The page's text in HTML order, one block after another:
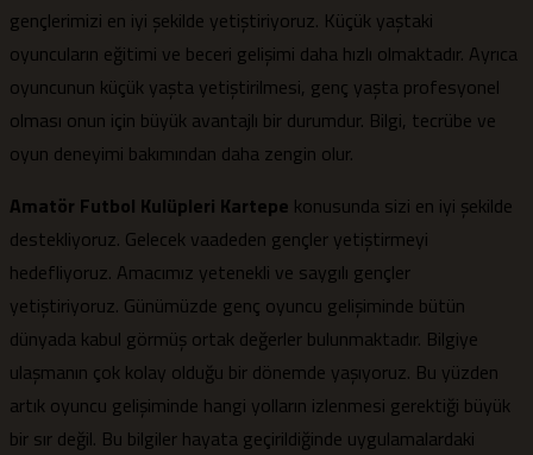
gençlerimizi en iyi şekilde yetiştiriyoruz. Küçük yaştaki
oyuncuların eğitimi ve beceri gelişimi daha hızlı olmaktadır. Ayrıca
oyuncunun küçük yaşta yetiştirilmesi, genç yaşta profesyonel
olması onun için büyük avantajlı bir durumdur. Bilgi, tecrübe ve
oyun deneyimi bakımından daha zengin olur.
Amatör Futbol Kulüpleri Kartepe konusunda sizi en iyi şekilde
destekliyoruz. Gelecek vaadeden gençler yetiştirmeyi
hedefliyoruz. Amacımız yetenekli ve saygılı gençler
yetiştiriyoruz. Günümüzde genç oyuncu gelişiminde bütün
dünyada kabul görmüş ortak değerler bulunmaktadır. Bilgiye
ulaşmanın çok kolay olduğu bir dönemde yaşıyoruz. Bu yüzden
artık oyuncu gelişiminde hangi yolların izlenmesi gerektiği büyük
bir sır değil. Bu bilgiler hayata geçirildiğinde uygulamalardaki